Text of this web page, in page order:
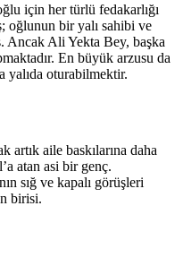
için her türlü fedakarlığı
oğlunun bir yalı sahibi ve
Ancak Ali Yekta Bey, başka
En büyük arzusu da
yalıda oturabilmektir.
artık aile baskılarına daha
atan asi bir genç.
sığ ve kapalı görüşleri
birisi.